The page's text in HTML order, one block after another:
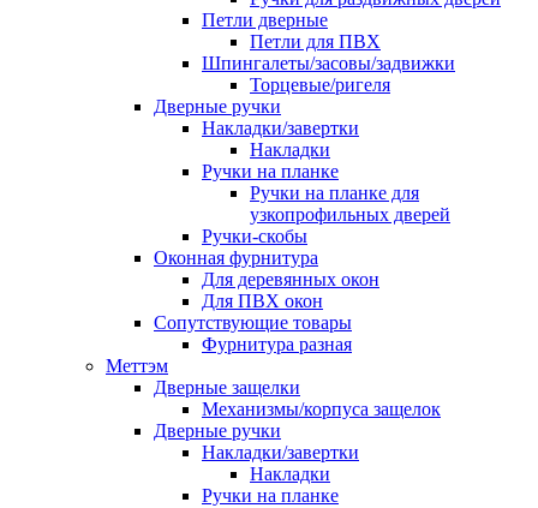
Петли дверные
Петли для ПВХ
Шпингалеты/засовы/задвижки
Торцевые/ригеля
Дверные ручки
Накладки/завертки
Накладки
Ручки на планке
Ручки на планке для
узкопрофильных дверей
Ручки-скобы
Оконная фурнитура
Для деревянных окон
Для ПВХ окон
Сопутствующие товары
Фурнитура разная
Меттэм
Дверные защелки
Механизмы/корпуса защелок
Дверные ручки
Накладки/завертки
Накладки
Ручки на планке